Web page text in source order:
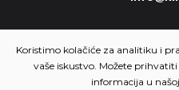
NAŠA
Koristimo kolačiće za analitiku i
vaše iskustvo. Možete
informacija u našoj